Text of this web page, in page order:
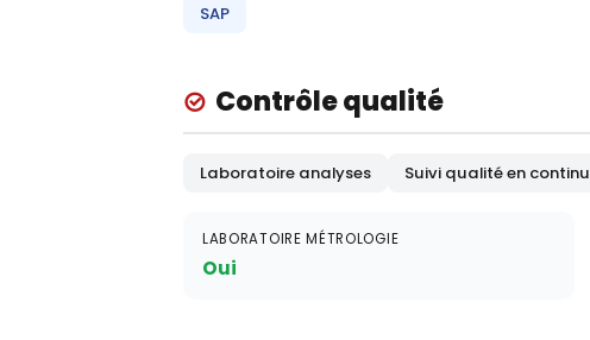
SAP
Contrôle qualité
Laboratoire analyses Suivi qualité en continu
LABORATOIRE MÉTROLOGIE
Oui